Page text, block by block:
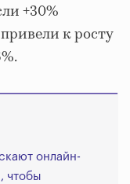
+30%
к росту
онлайн-
чтобы